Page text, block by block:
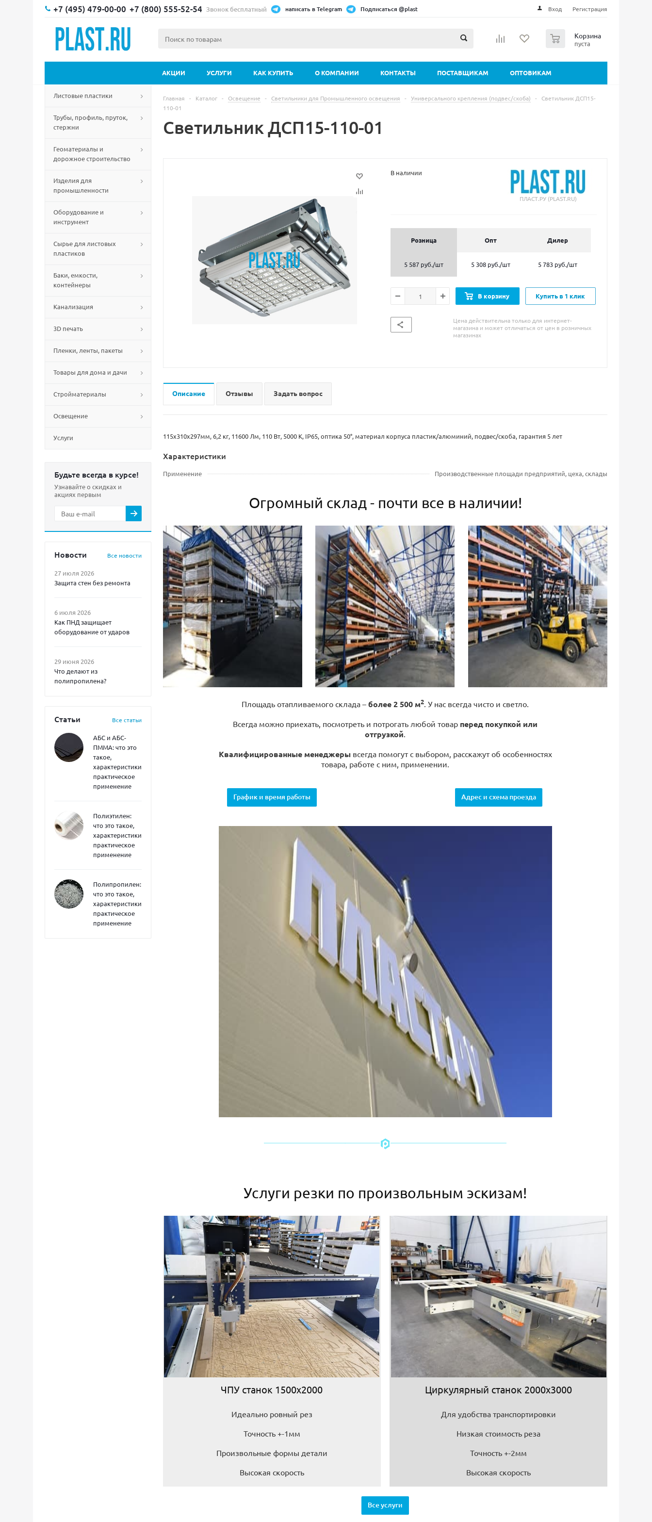
+7 (495) 479-00-00 +7 (800) 555-52-54 Звонок бесплатный написать в Telegram Подписаться @plast Вход Регистрация
Корзина
пуста
АКЦИИ УСЛУГИ КАК КУПИТЬ О КОМПАНИИ КОНТАКТЫ ПОСТАВЩИКАМ ОПТОВИКАМ
Листовые пластики
Трубы, профиль, пруток,
стержни
Геоматериалы и
дорожное строительство
Изделия для
промышленности
Оборудование и
инструмент
Сырье для листовых
пластиков
Баки, емкости,
контейнеры
Канализация
3D печать
Пленки, ленты, пакеты
Товары для дома и дачи
Стройматериалы
Освещение
Услуги
Будьте всегда в курсе!
Узнавайте о скидках и
акциях первым
Новости Все новости
27 июля 2026
Защита стен без ремонта
6 июля 2026
Как ПНД защищает
оборудование от ударов
29 июня 2026
Что делают из
полипропилена?
Статьи Все статьи
АБС и АБС-
ПММА: что это
такое,
характеристики,
практическое
применение
Полиэтилен:
что это такое,
характеристики,
практическое
применение
Полипропилен:
что это такое,
характеристики,
практическое
применение
Главная - Каталог - Освещение - Светильники для Промышленного освещения - Универсального крепления (подвес/скоба) -
Светильник ДСП15-
110-01
Светильник ДСП15-110-01
В наличии
ПЛАСТ.РУ (PLAST.RU)
Розница Опт Дилер
5 587 руб./шт 5 308 руб./шт 5 783 руб./шт
В корзину Купить в 1 клик
Цена действительна только для интернет-
магазина и может отличаться от цен в розничных
магазинах
Описание Отзывы Задать вопрос
115х310х297мм, 6,2 кг, 11600 Лм, 110 Вт, 5000 K, IP65, оптика 50°, материал корпуса пластик/алюминий, подвес/скоба, гарантия 5 лет
Характеристики
Применение Производственные площади предприятий, цеха, склады
Огромный склад - почти все в наличии!
Площадь отапливаемого склада – более 2 500 м2. У нас всегда чисто и светло.
Всегда можно приехать, посмотреть и потрогать любой товар перед покупкой или
отгрузкой.
Квалифицированные менеджеры всегда помогут с выбором, расскажут об особенностях
товара, работе с ним, применении.
График и время работы Адрес и схема проезда
Услуги резки по произвольным эскизам!
ЧПУ станок 1500х2000
Идеально ровный рез
Точность +-1мм
Произвольные формы детали
Высокая скорость
Циркулярный станок 2000х3000
Для удобства транспортировки
Низкая стоимость реза
Точность +-2мм
Высокая скорость
Все услуги